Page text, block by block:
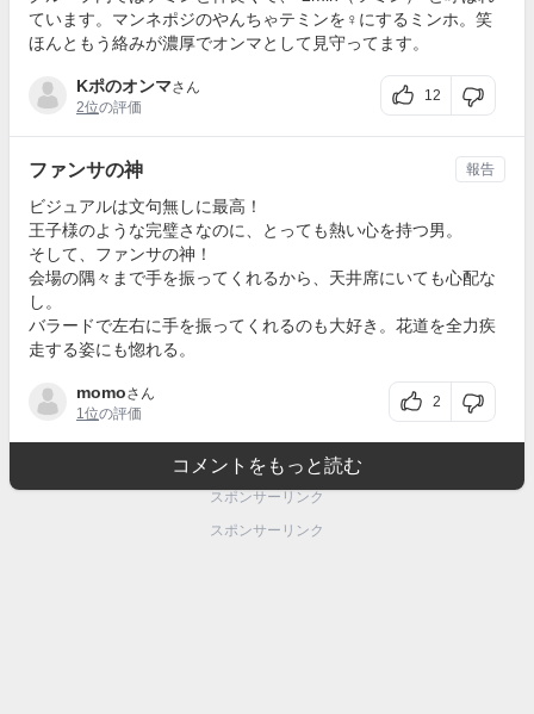
ています。マンネポジのやんちゃテミンを♀にするミンホ。笑
ほんともう絡みが濃厚でオンマとして見守ってます。
Kポのオンマさん
2位の評価
12
ファンサの神
ビジュアルは文句無しに最高！
王子様のような完璧さなのに、とっても熱い心を持つ男。
そして、ファンサの神！
会場の隅々まで手を振ってくれるから、天井席にいても心配な
し。
バラードで左右に手を振ってくれるのも大好き。花道を全力疾
走する姿にも惚れる。
momoさん
1位の評価
2
報告
コメントをもっと読む
スポンサーリンク
スポンサーリンク